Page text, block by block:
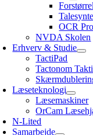
OCR
NVDA Skolen
Erhverv & Studie
TactiPad
Tactonom
Læseteknologi
Læsemaskiner
OrCam
N-Lited
Samarbejde